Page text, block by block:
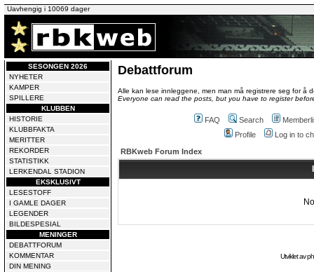
Uavhengig i 10069 dager
SESONGEN 2026
NYHETER
KAMPER
SPILLERE
KLUBBEN
HISTORIE
KLUBBFAKTA
MERITTER
REKORDER
STATISTIKK
LERKENDAL STADION
EKSKLUSIVT
LESESTOFF
I GAMLE DAGER
LEGENDER
BILDESPESIAL
MENINGER
DEBATTFORUM
KOMMENTAR
DIN MENING
Debattforum
Alle kan lese innleggene, men man må registrere seg for å
Everyone can read the posts, but you have to register
FAQ Search
Profile
Log in to
RBKweb Forum Index
Utviklet av